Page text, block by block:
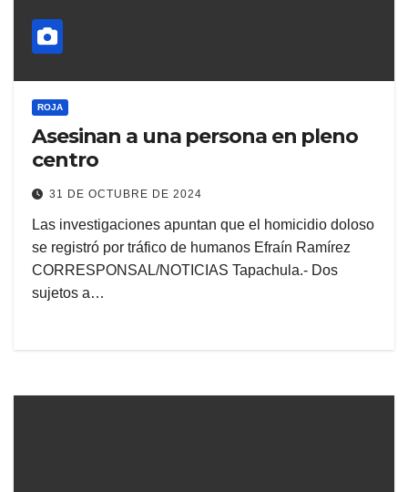
ROJA
Asesinan a una persona en pleno
centro
31 DE OCTUBRE DE 2024
Las investigaciones apuntan que el homicidio doloso
se registró por tráfico de humanos Efraín Ramírez
CORRESPONSAL/NOTICIAS Tapachula.- Dos
sujetos a…